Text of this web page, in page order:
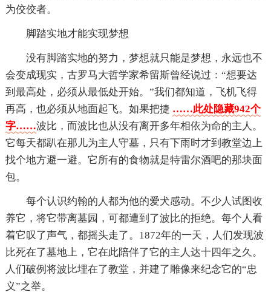
为佼佼者。
脚踏实地才能实现梦想
没有脚踏实地的努力，梦想就只能是梦想，永远也不
会变成现实，古罗马大哲学家希留斯曾经说过：“想要达
到最高处，必须从最低处开始。”我们都知道，飞机飞得
再高，也必须从地面起飞。如果把捷 ……此处隐藏942个
字……波比，而波比也从没有离开多年相依为命的主人。
它每天都趴在那儿为主人守墓，只有下雨时才到教堂边上
找个地方避一避。它所有的食物就是特雷尔酒吧的那块面
包。
每个认识约翰的人都为他的爱犬感动。不少人试图收
养它，将它带离墓园，可都遭到了波比的拒绝。每个人看
着它叹了声气，都摇头走了。1872年的一天，人们发现波
比死在了墓地上，它在此陪伴了它的主人达十四年之久。
人们破例将波比埋在了教堂，并建了雕像来纪念它的“忠
义”之举。